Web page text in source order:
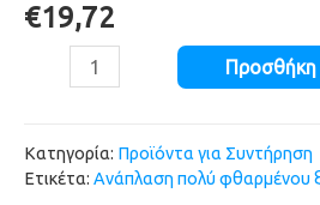
€19,72
Προσθήκη
Κατηγορία: Προϊόντα για Συντήρηση
Ετικέτα: Ανάπλαση πολύ φθαρμένου